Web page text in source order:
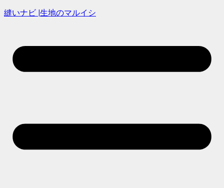
縫いナビ |生地のマルイシ